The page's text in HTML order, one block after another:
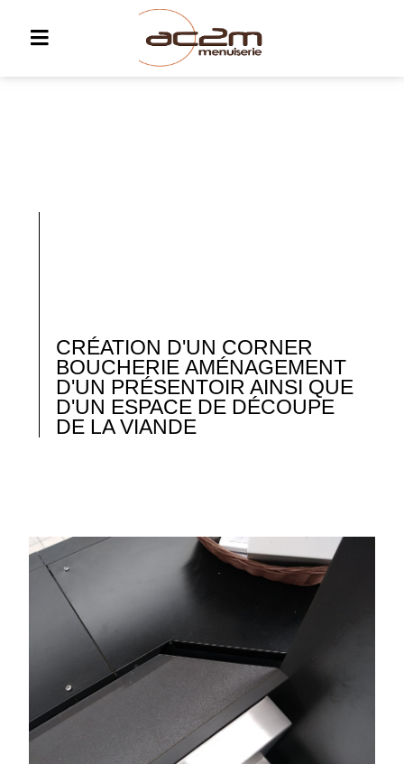
CRÉATION D'UN CORNER
BOUCHERIE AMÉNAGEMENT
D'UN PRÉSENTOIR AINSI QUE
D'UN ESPACE DE DÉCOUPE
DE LA VIANDE